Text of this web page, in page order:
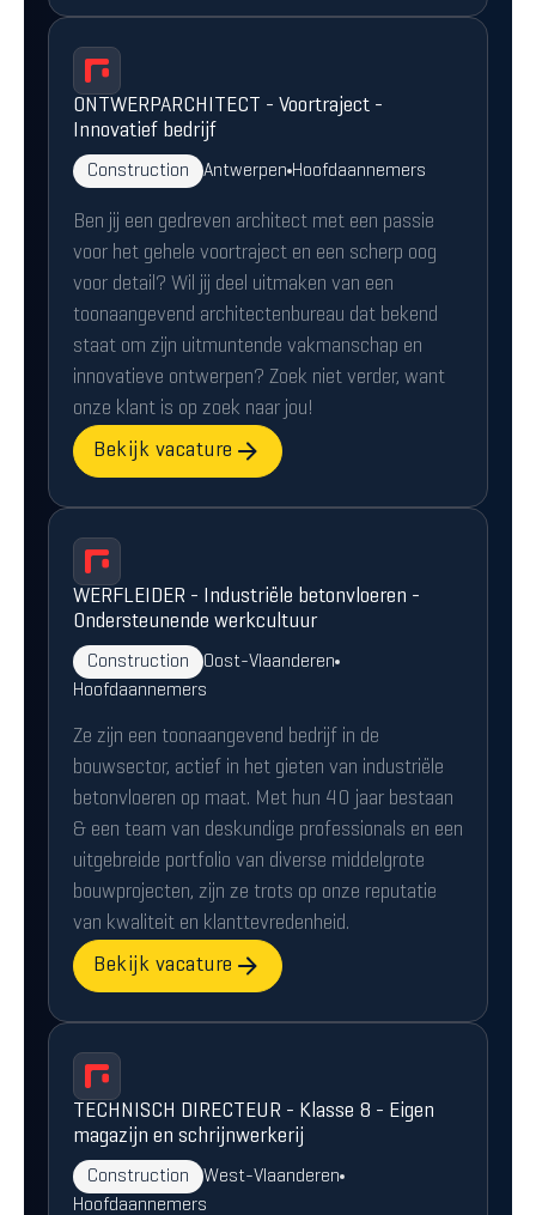
ONTWERPARCHITECT - Voortraject -
Innovatief bedrijf
Construction Antwerpen Hoofdaannemers
Ben jij een gedreven architect met een passie
voor het gehele voortraject en een scherp oog
voor detail? Wil jij deel uitmaken van een
toonaangevend architectenbureau dat bekend
staat om zijn uitmuntende vakmanschap en
innovatieve ontwerpen? Zoek niet verder, want
onze klant is op zoek naar jou!
Bekijk vacature
WERFLEIDER - Industriële betonvloeren -
Ondersteunende werkcultuur
Construction
Oost-Vlaanderen
Hoofdaannemers
Ze zijn een toonaangevend bedrijf in de
bouwsector, actief in het gieten van industriële
betonvloeren op maat. Met hun 40 jaar bestaan
& een team van deskundige professionals en een
uitgebreide portfolio van diverse middelgrote
bouwprojecten, zijn ze trots op onze reputatie
van kwaliteit en klanttevredenheid.
Bekijk vacature
TECHNISCH DIRECTEUR - Klasse 8 - Eigen
magazijn en schrijnwerkerij
Construction
West-Vlaanderen
Hoofdaannemers